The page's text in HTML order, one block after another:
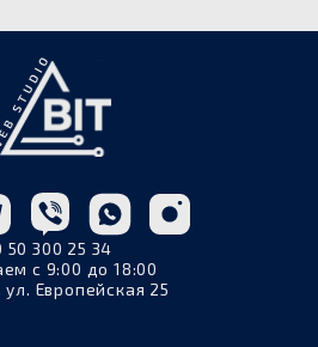
50 300 25 34
с 9:00 до 18:00
ул. Европейская 25